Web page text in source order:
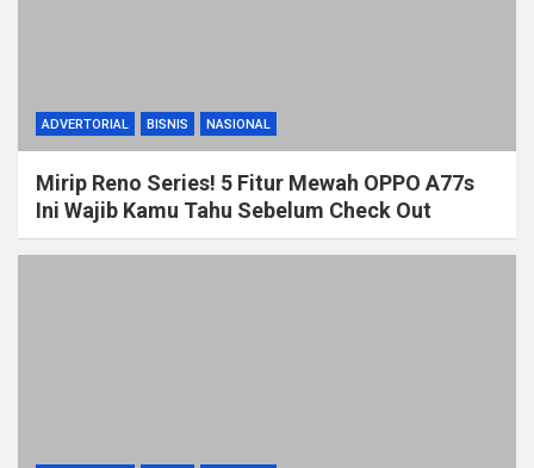
ADVERTORIAL BISNIS NASIONAL
Mirip Reno Series! 5 Fitur Mewah OPPO A77s
Ini Wajib Kamu Tahu Sebelum Check Out